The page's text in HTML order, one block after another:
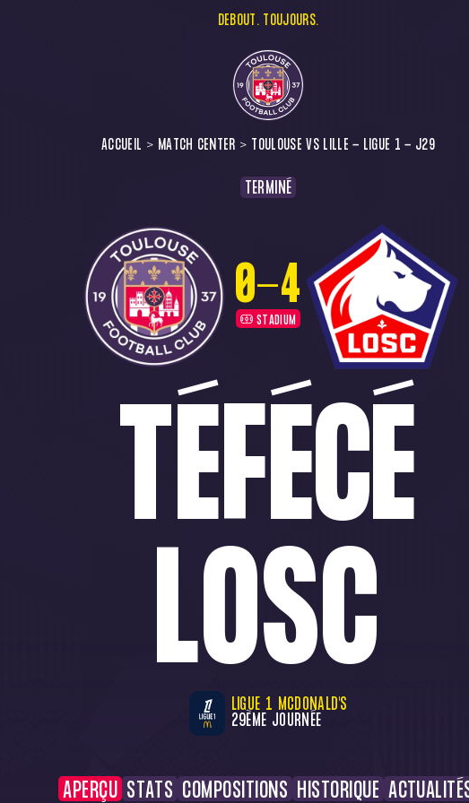
DEBOUT. TOUJOURS.
ACCUEIL MATCH CENTER TOULOUSE VS LILLE - LIGUE 1 - J29
TERMINÉ
0-4
STADIUM
TÉFÉCÉ
LOSC
LIGUE 1 MCDONALD'S
29ÈME JOURNÉE
APERÇU STATS COMPOSITIONS HISTORIQUE